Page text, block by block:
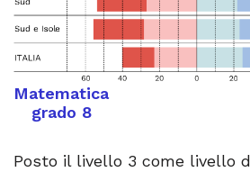
Matematica
grado 8
Posto il livello 3 come livello